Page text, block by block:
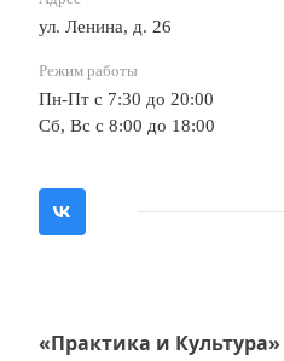
ул. Ленина, д. 26
Режим работы
Пн-Пт с 7:30 до 20:00
Сб, Вс с 8:00 до 18:00
«Практика и Культура»